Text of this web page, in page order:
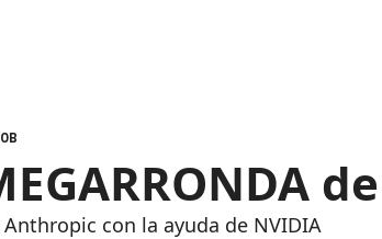
con la ayuda de NVIDIA